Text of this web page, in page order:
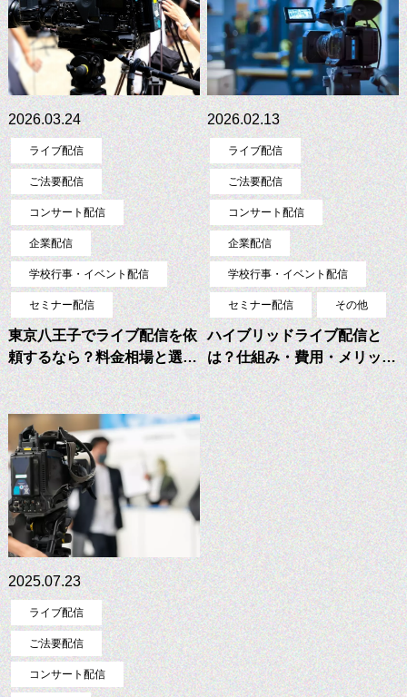
2026.03.24
ライブ配信
ご法要配信
コンサート配信
企業配信
学校行事・イベント配信
セミナー配信
東京八王子でライブ配信を依
頼するなら？料金相場と選…
2026.02.13
ライブ配信
ご法要配信
コンサート配信
企業配信
学校行事・イベント配信
セミナー配信 その他
ハイブリッドライブ配信と
は？仕組み・費用・メリッ…
2025.07.23
ライブ配信
ご法要配信
コンサート配信